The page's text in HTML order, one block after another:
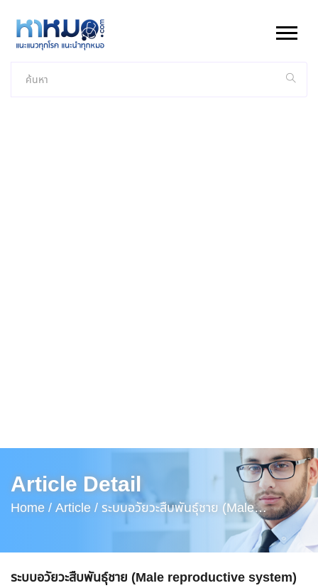
Article Detail
Home /Article / ระบบอวัยวะสืบพันธุ์ชาย (Male
Reproductive System)
ระบบอวัยวะสืบพันธุ์ชาย (Male reproductive system)